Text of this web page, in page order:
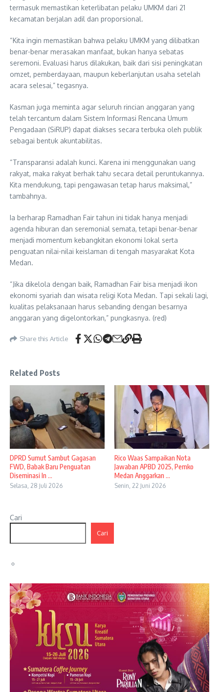
termasuk memastikan keterlibatan pelaku UMKM dari 21
kecamatan berjalan adil dan proporsional.
“Kita ingin memastikan bahwa pelaku UMKM yang dilibatkan
benar-benar merasakan manfaat, bukan hanya sebatas
seremoni. Evaluasi harus dilakukan, baik dari sisi peningkatan
omzet, pemberdayaan, maupun keberlanjutan usaha setelah
acara selesai,” tegasnya.
Kasman juga meminta agar seluruh rincian anggaran yang
telah tercantum dalam Sistem Informasi Rencana Umum
Pengadaan (SiRUP) dapat diakses secara terbuka oleh publik
sebagai bentuk akuntabilitas.
“Transparansi adalah kunci. Karena ini menggunakan uang
rakyat, maka rakyat berhak tahu secara detail peruntukannya.
Kita mendukung, tapi pengawasan tetap harus maksimal,”
tambahnya.
Ia berharap Ramadhan Fair tahun ini tidak hanya menjadi
agenda hiburan dan seremonial semata, tetapi benar-benar
menjadi momentum kebangkitan ekonomi lokal serta
penguatan nilai-nilai keislaman di tengah masyarakat Kota
Medan.
“Jika dikelola dengan baik, Ramadhan Fair bisa menjadi ikon
ekonomi syariah dan wisata religi Kota Medan. Tapi sekali lagi,
kualitas pelaksanaan harus sebanding dengan besarnya
anggaran yang digelontorkan,” pungkasnya. (red)
Share this Article
Related Posts
DPRD Sumut Sambut Gagasan
FWD, Babak Baru Penguatan
Diseminasi In ...
Selasa, 28 Juli 2026
Rico Waas Sampaikan Nota
Jawaban APBD 2025, Pemko
Medan Anggarkan ...
Senin, 22 Juni 2026
Cari
Cari